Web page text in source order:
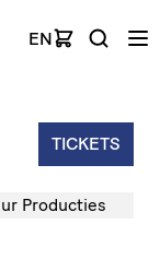
EN
TICKETS